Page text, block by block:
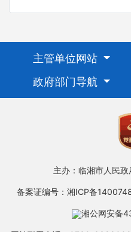
主管单位网站
政府部门导航
主办：临湘市人民政
备案证编号：湘ICP备
湘公网安备